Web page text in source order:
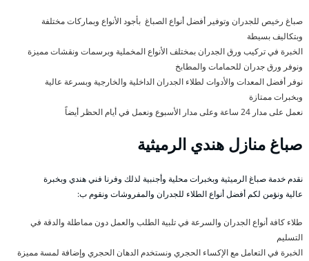
صباغ رخيص للجدران وتوفير أفضل أنواع الصباغ بأجود الأنواع وبماركات مختلفة
وبتكاليف بسيطة
الخبرة في تركيب ورق الجدران بمختلف الأنواع المخملية وبرسمات ونقشات مميزة
ونوفر ورق جدران للحمامات والمطابخ
نوفر أفضل المعدات والأدوات لطلاء الجدران الداخلية والخارجية وبسرعة عالية
وبخبرات ممتازة
نعمل على مدار 24 ساعة وعلى مدار الأسبوع ونعمل في أيام الحظر أيضاً
صباغ منازل هندي الرميثية
نقدم خدمة صباغ الرميثية وبخبرات محلية وأجنبية لذلك وفرنا فني هندي وبخبرة
عالية ونؤمن لكم أفضل أنواع الطلاء للجدران والمفروشات ونقوم ب:
طلاء كافة أنواع الجدران والسرعة في تلبية الطلب والعمل دون مماطلة والدقة في
التسليم
الخبرة في التعامل مع الإكساء الحجري ونستخدم الدهان الحجري وإضافة لمسة مميزة